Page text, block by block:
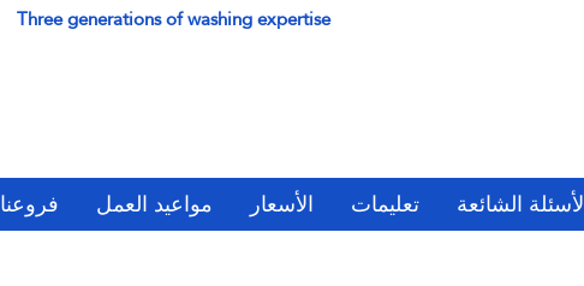
Three generations of washing expertise
فروعنا مواعيد العمل الأسعار تعليمات الأسئلة الشائعة